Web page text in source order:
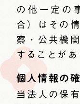
の他一定の
合）はその
察・公共機
することがあ
個人情報の
当法人の保